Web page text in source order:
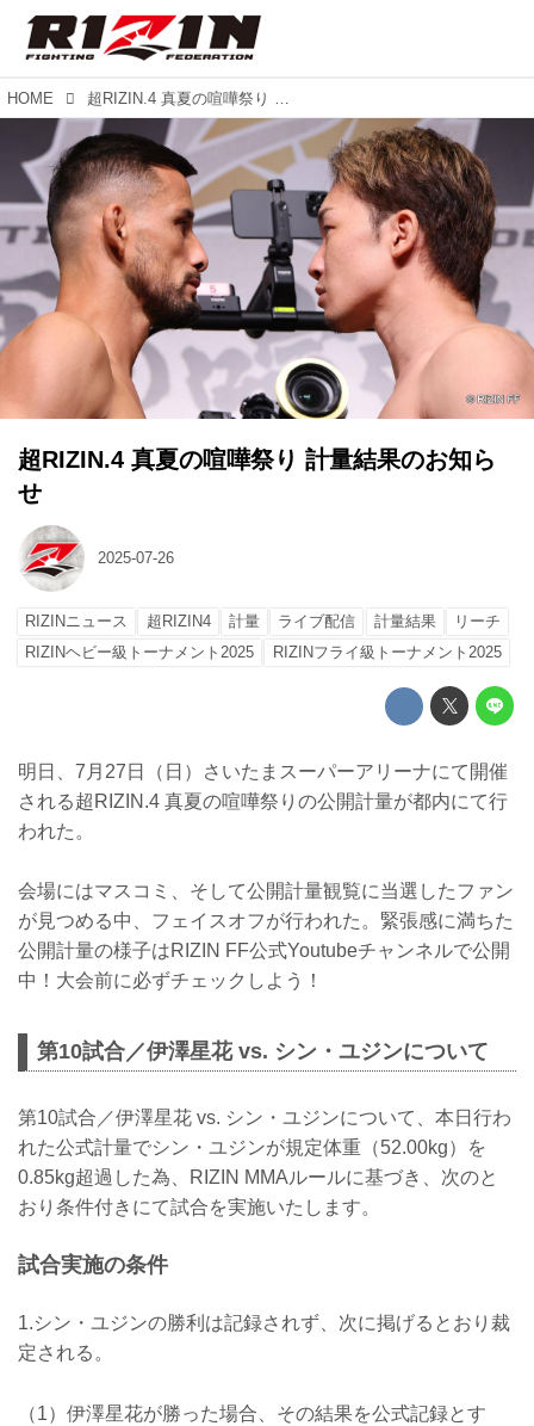
HOME 超RIZIN.4 真夏の喧嘩祭り 計量結果のお知らせ
超RIZIN.4 真夏の喧嘩祭り 計量結果のお知ら
せ
2025-07-26
RIZINニュース 超RIZIN4 計量 ライブ配信 計量結果
リーチ
RIZINヘビー級トーナメント2025
RIZINフライ級トーナメント2025
明日、7月27日（日）さいたまスーパーアリーナにて開催
される超RIZIN.4 真夏の喧嘩祭りの公開計量が都内にて行
われた。
会場にはマスコミ、そして公開計量観覧に当選したファン
が見つめる中、フェイスオフが行われた。緊張感に満ちた
公開計量の様子はRIZIN FF公式Youtubeチャンネルで公開
中！大会前に必ずチェックしよう！
第10試合／伊澤星花 vs. シン・ユジンについて
第10試合／伊澤星花 vs. シン・ユジンについて、本日行わ
れた公式計量でシン・ユジンが規定体重（52.00kg）を
0.85kg超過した為、RIZIN MMAルールに基づき、次のと
おり条件付きにて試合を実施いたします。
試合実施の条件
1.シン・ユジンの勝利は記録されず、次に掲げるとおり裁
定される。
（1）伊澤星花が勝った場合、その結果を公式記録とす